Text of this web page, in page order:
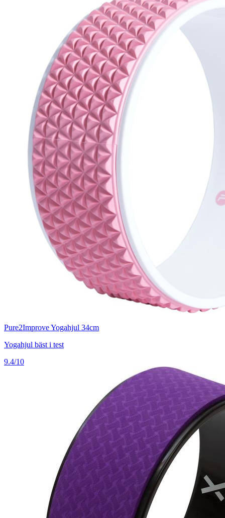
Pure2Improve Yogahjul 34cm
Yogahjul bäst i test
9.4/10